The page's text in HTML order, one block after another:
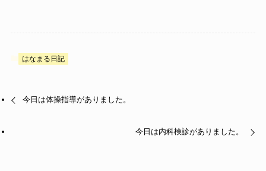
はなまる日記
今日は体操指導がありました。
今日は内科検診がありました。